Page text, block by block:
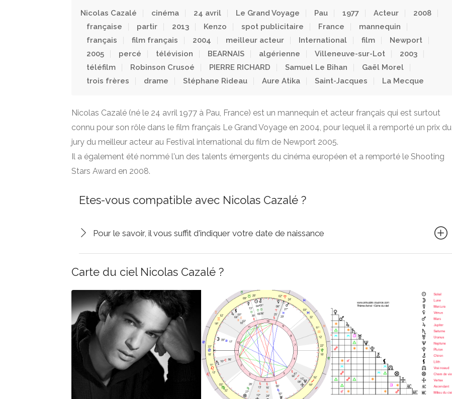
Nicolas Cazalé cinéma 24 avril Le Grand Voyage Pau 1977 Acteur
2008
française
partir 2013 Kenzo spot publicitaire France
mannequin
français
film français 2004 meilleur acteur International film
Newport
2005
percé télévision BEARNAIS algérienne Villeneuve-sur-Lot
2003
téléfilm
Robinson Crusoé PIERRE RICHARD Samuel Le Bihan
Gaël Morel
trois frères
drame Stéphane Rideau Aure Atika Saint-Jacques La Mecque
Nicolas Cazalé (né le 24 avril 1977 à Pau, France) est un mannequin et acteur français qui est surtout
connu pour son rôle dans le film français Le Grand Voyage en 2004, pour lequel il a remporté un prix du
jury du meilleur acteur au Festival international du film de Newport 2005.
Il a également été nommé l'un des talents émergents du cinéma européen et a remporté le Shooting
Stars Award en 2008.
Etes-vous compatible avec Nicolas Cazalé ?
Pour le savoir, il vous suffit d'indiquer votre date de naissance
Carte du ciel Nicolas Cazalé ?